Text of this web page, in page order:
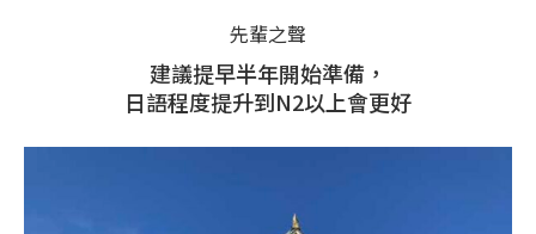
先輩之聲
建議提早半年開始準備，
日語程度提升到N2以上會更好